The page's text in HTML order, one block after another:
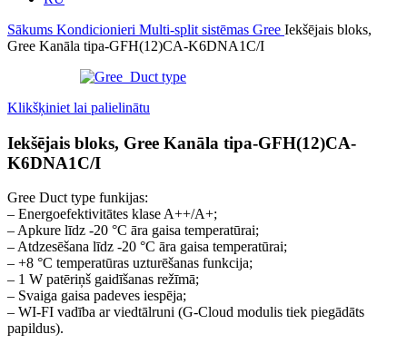
Sākums Kondicionieri Multi-split sistēmas Gree Iekšējais bloks,
Gree Kanāla tipa-GFH(12)CA-K6DNA1C/I
Klikšķiniet lai palielinātu
Iekšējais bloks, Gree Kanāla tipa-GFH(12)CA-
K6DNA1C/I
Gree Duct type funkijas:
– Energoefektivitātes klase A++/A+;
– Apkure līdz -20 °C āra gaisa temperatūrai;
– Atdzesēšana līdz -20 °C āra gaisa temperatūrai;
– +8 °C temperatūras uzturēšanas funkcija;
– 1 W patēriņš gaidīšanas režīmā;
– Svaiga gaisa padeves iespēja;
– WI-FI vadība ar viedtālruni (G-Cloud modulis tiek piegādāts
papildus).